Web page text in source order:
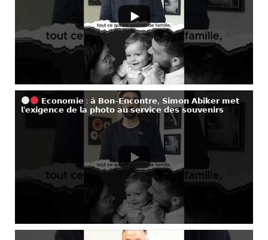
𝗘𝗰𝗼𝗻𝗼𝗺𝗶𝗲 : 𝗮̀ 𝗕𝗼𝗻-𝗘𝗻𝗰𝗼𝗻𝘁𝗿𝗲, 𝗦𝗶𝗺𝗼𝗻 𝗔𝗯𝗶𝗸𝗲𝗿 𝗺𝗲𝘁
𝗹’𝗲𝘅𝗶𝗴𝗲𝗻𝗰𝗲 𝗱𝗲 𝗹𝗮 𝗽𝗵𝗼𝘁𝗼 𝗮𝘂 𝘀𝗲𝗿𝘃𝗶𝗰𝗲 𝗱𝗲𝘀 𝘀𝗼𝘂𝘃𝗲𝗻𝗶𝗿𝘀